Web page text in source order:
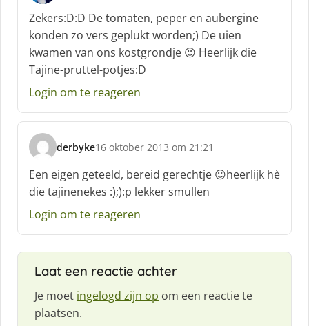
c
h
r
e
e
:
Zekers:D:D De tomaten, peper en aubergine
konden zo vers geplukt worden;) De uien
kwamen van ons kostgrondje 😉 Heerlijk die
Tajine-pruttel-potjes:D
Login om te reageren
derbyke
s
c
h
r
e
:
16 oktober 2013 om 21:21
Een eigen geteeld, bereid gerechtje 😉heerlijk hè
die tajinenekes :);):p lekker smullen
Login om te reageren
Laat een reactie achter
Je moet ingelogd zijn op om een reactie te
plaatsen.